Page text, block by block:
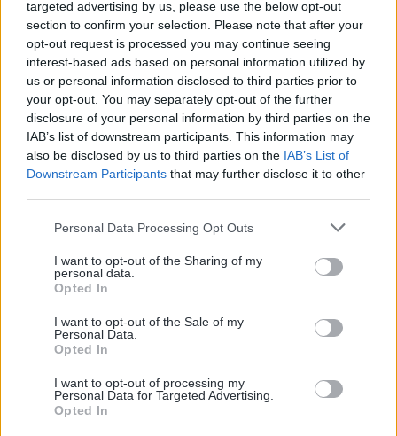
targeted advertising by us, please use the below opt-out
section to confirm your selection. Please note that after your
opt-out request is processed you may continue seeing
interest-based ads based on personal information utilized by
us or personal information disclosed to third parties prior to
your opt-out. You may separately opt-out of the further
disclosure of your personal information by third parties on the
IAB’s list of downstream participants. This information may
also be disclosed by us to third parties on the IAB’s List of
Downstream Participants that may further disclose it to other
Personal Data Processing Opt Outs
I want to opt-out of the Sharing of my
personal data.
Opted In
I want to opt-out of the Sale of my
Personal Data.
Opted In
I want to opt-out of processing my
Personal Data for Targeted Advertising.
Opted In
API HLR Albanie
–Numéro Virtuel en Albanie
– Module CRM
Tarifs SMS en Albanie
SMS Premium(Albanie)
Pour plus de détail,